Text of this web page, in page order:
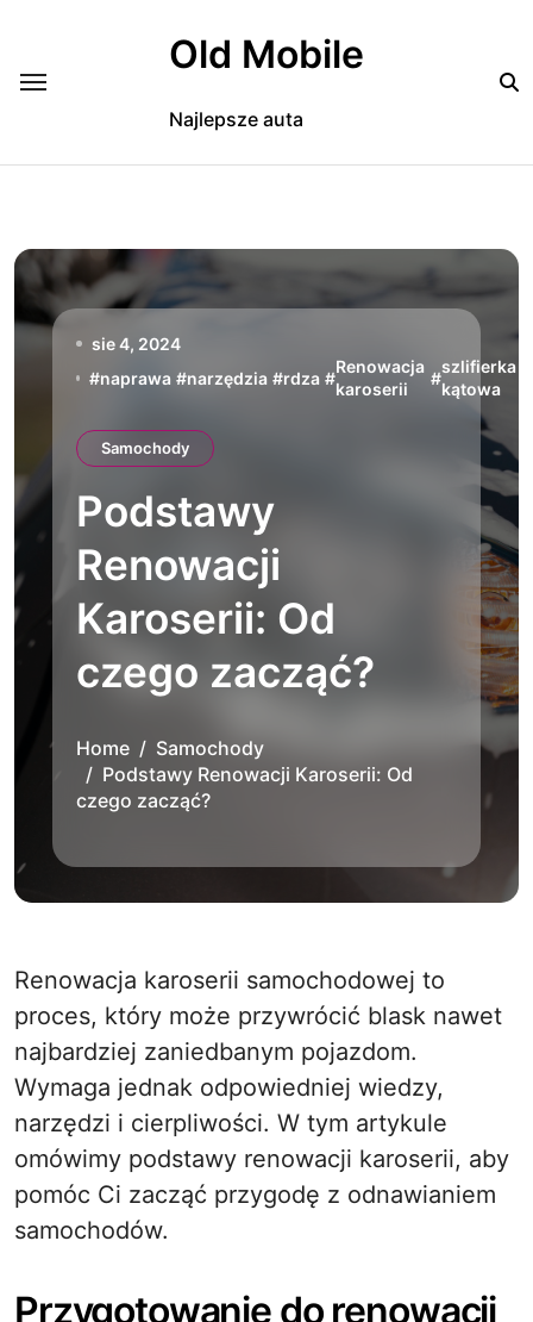
Old Mobile
Najlepsze auta
sie 4, 2024
#naprawa #narzędzia #rdza #
Renowacja
karoserii
#
szlifierka
kątowa
Samochody
Podstawy
Renowacji
Karoserii: Od
czego zacząć?
Home
Samochody
Podstawy Renowacji Karoserii: Od
czego zacząć?
Renowacja karoserii samochodowej to
proces, który może przywrócić blask nawet
najbardziej zaniedbanym pojazdom.
Wymaga jednak odpowiedniej wiedzy,
narzędzi i cierpliwości. W tym artykule
omówimy podstawy renowacji karoserii, aby
pomóc Ci zacząć przygodę z odnawianiem
samochodów.
Przygotowanie do renowacji